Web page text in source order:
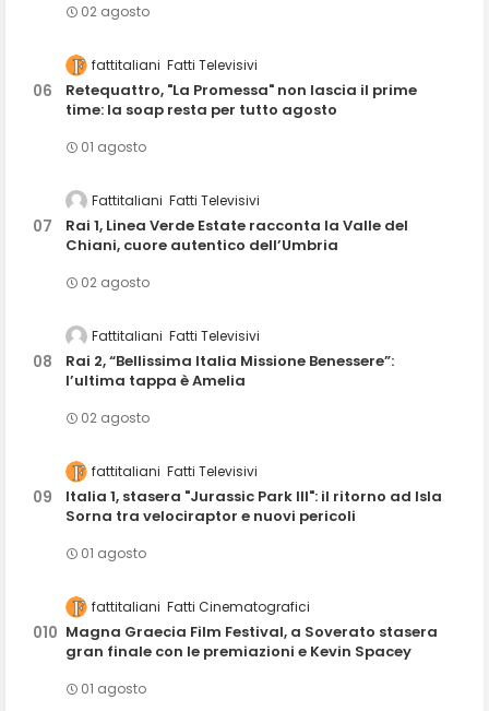
02 agosto
fattitaliani Fatti Televisivi
Retequattro, "La Promessa" non lascia il prime
time: la soap resta per tutto agosto
01 agosto
Fattitaliani Fatti Televisivi
Rai 1, Linea Verde Estate racconta la Valle del
Chiani, cuore autentico dell’Umbria
02 agosto
Fattitaliani Fatti Televisivi
Rai 2, “Bellissima Italia Missione Benessere”:
l’ultima tappa è Amelia
02 agosto
fattitaliani Fatti Televisivi
Italia 1, stasera "Jurassic Park III": il ritorno ad Isla
Sorna tra velociraptor e nuovi pericoli
01 agosto
fattitaliani Fatti Cinematografici
Magna Graecia Film Festival, a Soverato stasera
gran finale con le premiazioni e Kevin Spacey
01 agosto